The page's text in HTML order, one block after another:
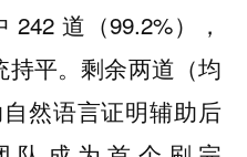
242 道（99.2%），
平。剩余两道（均
然语言证明辅助后